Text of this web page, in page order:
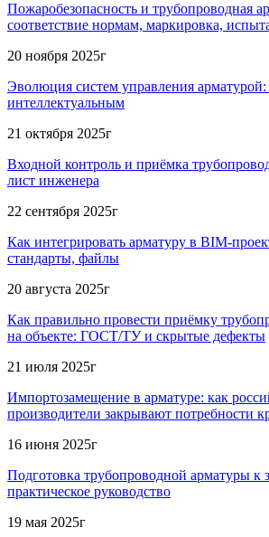
Пожаробезопасность и трубопроводная
соответствие нормам, маркировка,
20 ноября 2025г
Эволюция систем управления
интеллектуальным
21 октября 2025г
Входной контроль и приёмка
лист инженера
22 сентября 2025г
Как интегрировать арматуру в BIM-
стандарты, файлы
20 августа 2025г
Как правильно провести приёмку
на объекте: ГОСТ/ТУ и скрытые дефекты
21 июля 2025г
Импортозамещение в арматуре: как
производители закрывают потребности
16 июня 2025г
Подготовка трубопроводной арматуры к
практическое руководство
19 мая 2025г